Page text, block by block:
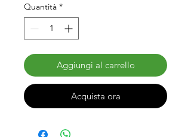
Quantità *
Aggiungi al carrello
Acquista ora